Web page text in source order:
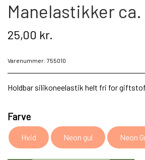
Kontakt
Manelastikker
25,00 kr.
Varenummer: 755010
Holdbar silikoneelastik helt fri for
Farve
Hvid Neon gul Neon